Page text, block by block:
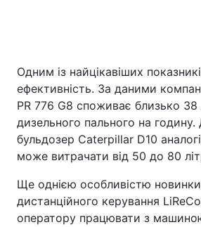
Одним із найцікавіших
ефективність. За даними
PR 776 G8 споживає близько 38
дизельного пального на годину.
бульдозер Caterpillar D10
може витрачати від 50 до 80
Ще однією особливістю
дистанційного керування
оператору працювати з